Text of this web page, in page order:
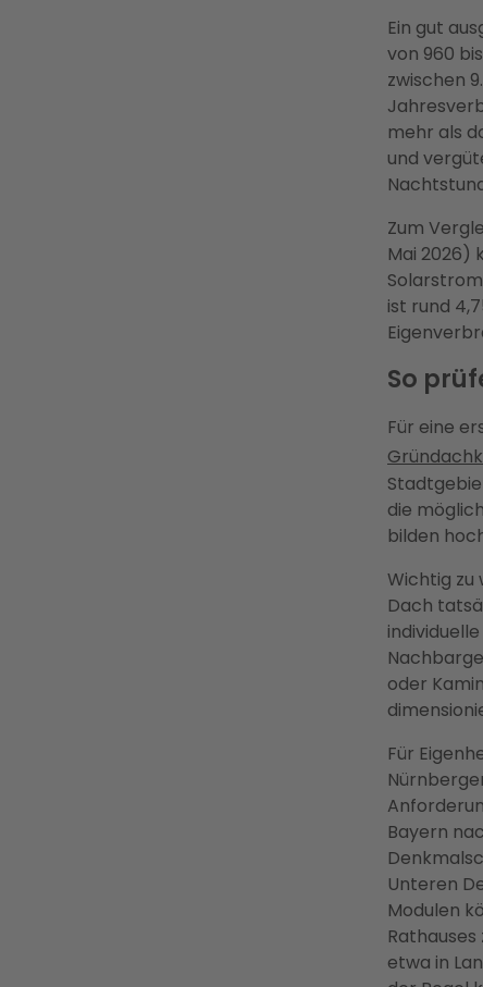
Ein gut
von 960
zwischen
mehr als
und
Zum
Mai 2026)
ist rund
So
Für eine
die
bilden
Wichtig zu
Dach
oder
Für
Bayern
Unteren
Modulen
etwa in